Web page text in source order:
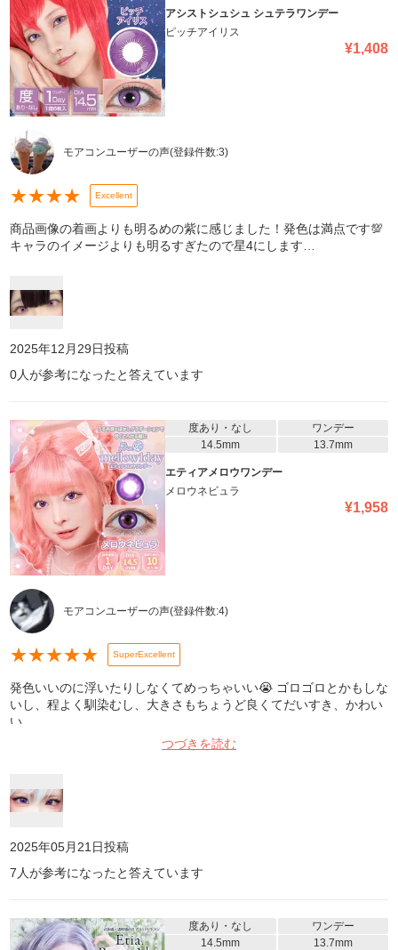
アシストシュシュ シュテラワンデー
ピッチアイリス
¥1,408
モアコンユーザーの声(登録件数:3)
★★★★ Excellent
商品画像の着画よりも明るめの紫に感じました！発色は満点です💯
キャラのイメージよりも明るすぎたので星4にします…
2025年12月29日投稿
0人が参考になったと答えています
度あり・なし
ワンデー
14.5mm
13.7mm
エティアメロウワンデー
メロウネビュラ
¥1,958
モアコンユーザーの声(登録件数:4)
★★★★★ SuperExcellent
発色いいのに浮いたりしなくてめっちゃいい😭 ゴロゴロとかもしな
いし、程よく馴染むし、大きさもちょうど良くてだいすき、かわい
い。
つづきを読む
2025年05月21日投稿
7 人が参考になったと答えています
度あり・なし
ワンデー
14.5mm
13.7mm